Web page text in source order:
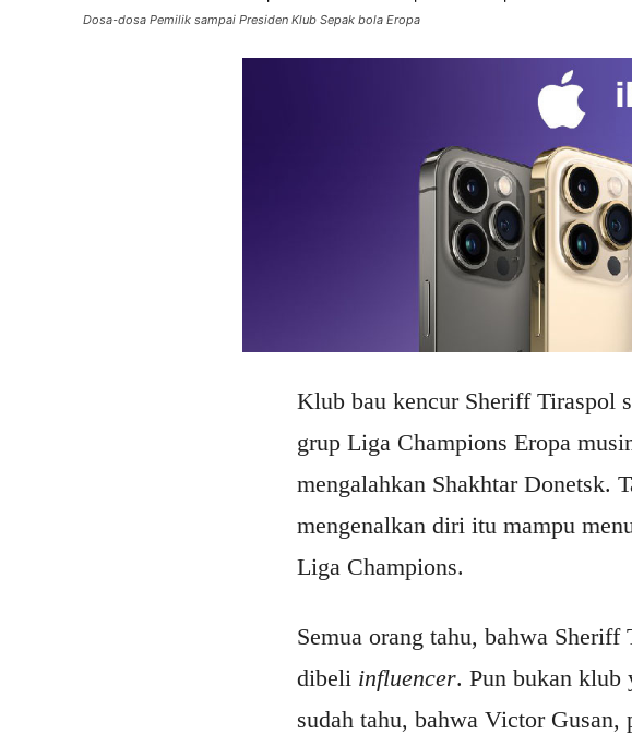
Dosa-dosa Pemilik sampai Presiden Klub Sepak bola Eropa
Klub bau kencur Sheriff Tiraspol
grup Liga Champions Eropa
mengalahkan Shakhtar Donetsk.
mengenalkan diri itu mampu
Liga Champions.
Semua orang tahu, bahwa
dibeli influencer. Pun bukan klub
sudah tahu, bahwa Victor